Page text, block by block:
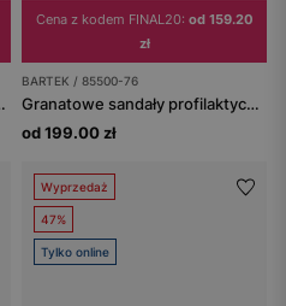
dziewcząt, beżowo-złote
Cena z kodem FINAL20: od 159.20
zł
BARTEK / 85500-76
Granatowe sandały profilaktyczne z błyszczącymi serduszkami, obcas Thomasa BARTEK 85500-76
od 199.00 zł
Wyprzedaż
47%
Tylko online